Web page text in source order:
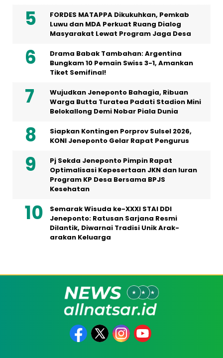
FORDES MATAPPA Dikukuhkan, Pemkab
Luwu dan MDA Perkuat Ruang Dialog
Masyarakat Lewat Program Jaga Desa
Drama Babak Tambahan: Argentina
Bungkam 10 Pemain Swiss 3-1, Amankan
Tiket Semifinal!
Wujudkan Jeneponto Bahagia, Ribuan
Warga Butta Turatea Padati Stadion Mini
Belokallong Demi Nobar Piala Dunia
Siapkan Kontingen Porprov Sulsel 2026,
KONI Jeneponto Gelar Rapat Pengurus
Pj Sekda Jeneponto Pimpin Rapat
Optimalisasi Kepesertaan JKN dan Iuran
Program KP Desa Bersama BPJS
Kesehatan
Semarak Wisuda ke-XXXI STAI DDI
Jeneponto: Ratusan Sarjana Resmi
Dilantik, Diwarnai Tradisi Unik Arak-
arakan Keluarga